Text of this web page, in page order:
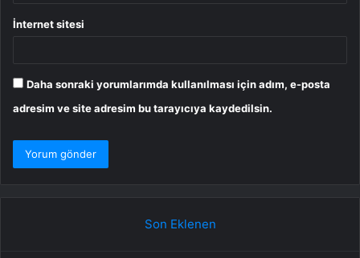
İnternet sitesi
Daha sonraki yorumlarımda kullanılması için adım, e-posta
adresim ve site adresim bu tarayıcıya kaydedilsin.
Son Eklenen